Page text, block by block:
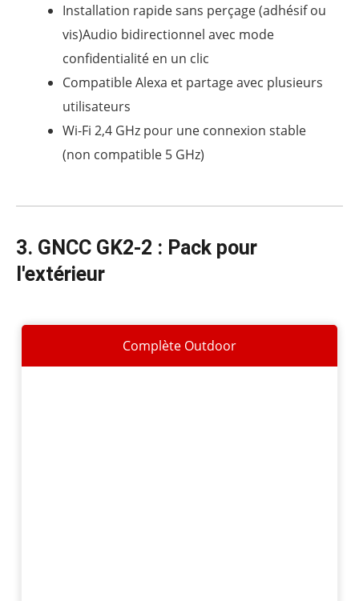
Installation rapide sans perçage (adhésif ou
vis)Audio bidirectionnel avec mode
confidentialité en un clic
Compatible Alexa et partage avec plusieurs
utilisateurs
Wi-Fi 2,4 GHz pour une connexion stable
(non compatible 5 GHz)
3. GNCC GK2-2 : Pack pour
l'extérieur
Complète Outdoor